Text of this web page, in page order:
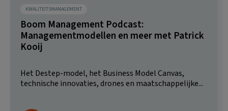
KWALITEITSMANAGEMENT
Boom Management Podcast:
Managementmodellen en meer met Patrick
Kooij
Het Destep-model, het Business Model Canvas,
technische innovaties, drones en maatschappelijke...